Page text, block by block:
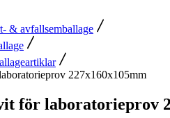
& avfallsemballage
227x160x105mm
för laboratorieprov